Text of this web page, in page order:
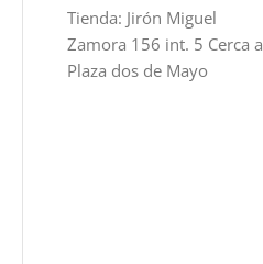
Tienda: Jirón Miguel
Zamora 156 int. 5 Cerca a
Plaza dos de Mayo